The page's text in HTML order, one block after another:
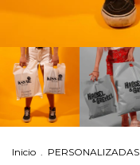
Inicio . PERSONALIZADAS